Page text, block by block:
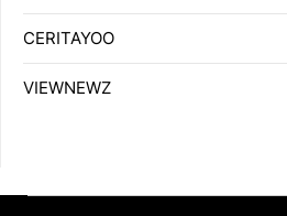
CERITAYOO
VIEWNEWZ